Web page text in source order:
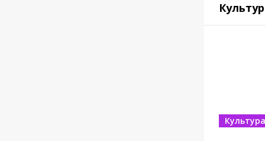
Культура